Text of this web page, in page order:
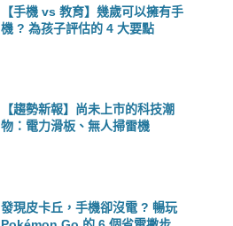
【手機 vs 教育】幾歲可以擁有手
機 ? 為孩子評估的 4 大要點
【趨勢新報】尚未上市的科技潮
物：電力滑板、無人掃雷機
發現皮卡丘，手機卻沒電 ? 暢玩